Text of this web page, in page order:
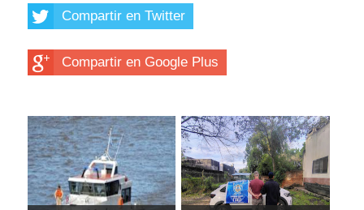
Compartir en Twitter
Compartir en Google Plus